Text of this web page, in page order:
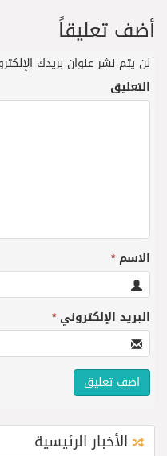
أضف تعليقاً
لن يتم نشر عنوان بريدك
التعليق
الاسم*
البريد الإلكتروني*
الأخبار الرئيسية